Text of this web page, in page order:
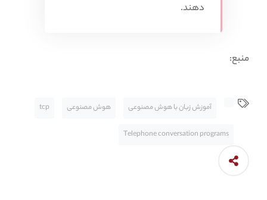
دهند.
منبع:
آموزش زبان با هوش مصنوعی هوش مصنوعی tcp
Telephone conversation programs